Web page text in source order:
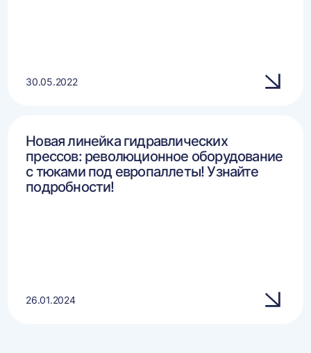
30.05.2022
Новая линейка гидравлических
прессов: революционное оборудование
с тюками под европаллеты! Узнайте
подробности!
26.01.2024